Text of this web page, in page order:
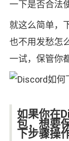
一下是否合法
就这么简单，
也不用发愁怎
一试，保管你
如果你在
包，想要
下步骤操